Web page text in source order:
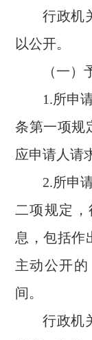
行政机
以公开。
（一）
1.所申
条第一项规
应申请人请
2.所申
二项规定
息，包括作
主动公开
间。
行政机